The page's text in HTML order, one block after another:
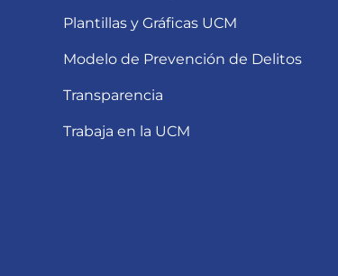
Plantillas y Gráficas UCM
Modelo de Prevención de Delitos
Transparencia
Trabaja en la UCM